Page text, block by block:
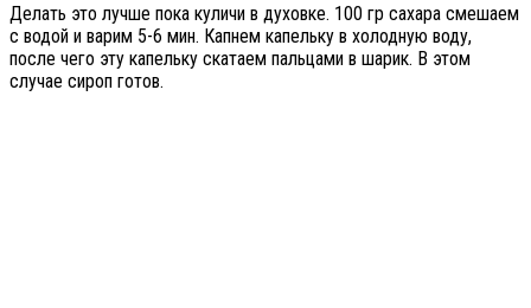
Делать это лучше пока куличи в духовке. 100 гр сахара смешаем
с водой и варим 5-6 мин. Капнем капельку в холодную воду,
после чего эту капельку скатаем пальцами в шарик. В этом
случае сироп готов.